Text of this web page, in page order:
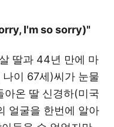
I'm so sorry)"
딸과 44년 만에 마
이 67세)씨가 눈물
아온 딸 신경하(미국
얼굴을 한번에 알아